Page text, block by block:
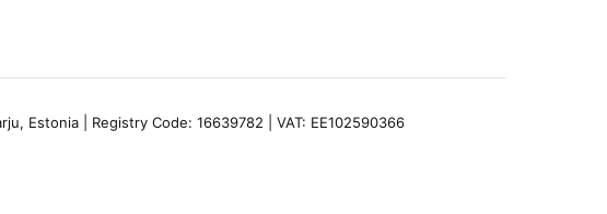
Estonia | Registry Code: 16639782 | VAT: EE102590366